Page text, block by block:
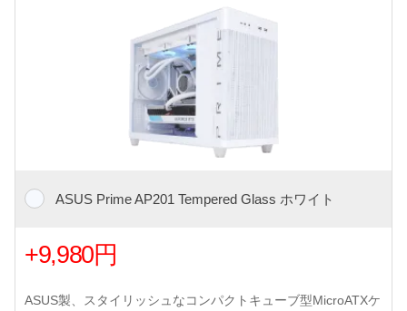
ASUS Prime AP201 Tempered Glass ホワイト
+9,980円
ASUS製、スタイリッシュなコンパクトキューブ型MicroATXケ